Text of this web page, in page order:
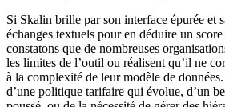
Si Skalin brille par son interface épurée et
échanges textuels pour en déduire un
constatons que de nombreuses
les limites de l’outil ou réalisent qu’il ne
à la complexité de leur modèle de
d’une politique tarifaire qui évolue, d’un